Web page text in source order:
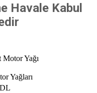
Havale Kabul
Yağı
Yağları